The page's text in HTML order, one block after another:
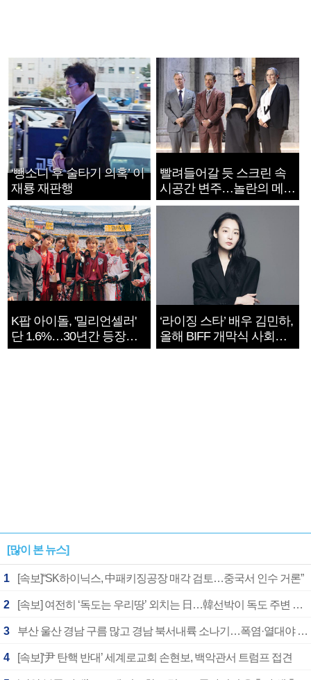
‘뺑소니 후 술타기 의혹’ 이
재룡 재판행
빨려들어갈 듯 스크린 속
시공간 변주…놀란의 메시
지는 ‘전쟁 속죄’
K팝 아이돌, '밀리언셀러'
단 1.6%…30년간 등장
1182개팀 전수조사
‘라이징 스타’ 배우 김민하,
올해 BIFF 개막식 사회자
확정
[많이 본 뉴스]
1 [속보]“SK하이닉스, 中패키징공장 매각 검토…중국서 인수 거론”
2 [속보] 여전히 ‘독도는 우리땅’ 외치는 日…韓선박이 독도 주변 해양조사 활동하자 반발
3 부산 울산 경남 구름 많고 경남 북서내륙 소나기…폭염·열대야 계속
4 [속보]‘尹 탄핵 반대’ 세계로교회 손현보, 백악관서 트럼프 접견